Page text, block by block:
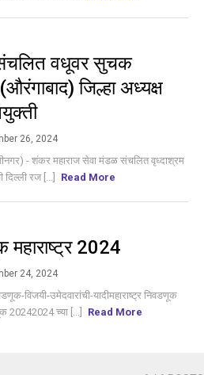
वधूवर सुचक
जिल्हा अध्यक्ष
26, 2024
- शंकर महाराज सेवा मंडळ संचलित वृध्दाश्रम
रज [...]
Read More
2024
24, 2024
विजयी-उमेदवारांची-यादीमहाराष्ट्र निवडणूक
20242024 च्या [...]
Read More